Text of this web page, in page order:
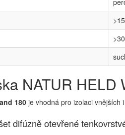
NATUR
180 je vhodná pro izolaci vnějších
difúzně otevřené